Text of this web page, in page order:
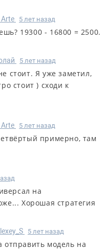
Arte 5 лет назад
19300 - 16800 = 2500.
5 лет назад
стоит. Я уже заметил,
стоит ) сходи к
Arte 5 лет назад
примерно, там
на
Хорошая стратегия
5 лет назад
отправить модель на